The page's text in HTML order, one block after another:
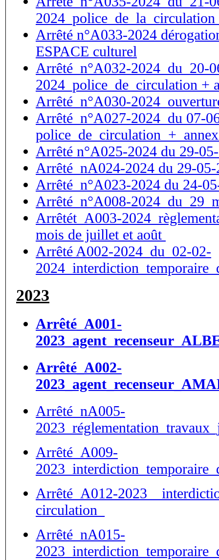
Arrêté n°A033-2024
ESPACE culturel
Arrêté_n°A032-2024_du_20-
2024_police_de_circulation +
Arrêté_n°A030-
Arrêté_n°A027-2024_du 07-
Arrêté n°A025-2024 du 29-
Arrêté_nA024-2024 du 29-
Arrêté_n°A023-2024 du 24-
Arrêté_n°A008-
Arrêtét_A003-
mois de juillet et août
Arrêté A002-2024_du_02-02-
2023
Arrêté_A001-
Arrêté_A002-
Arrêté_nA005-
Arrêté_A009-
Arrêté_A012-
circulation_
Arrêté_nA015-